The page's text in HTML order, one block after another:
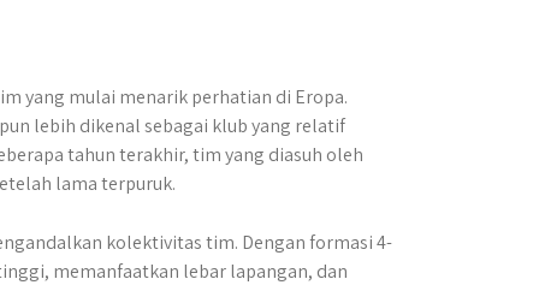
yang mulai menarik perhatian di Eropa.
lebih dikenal sebagai klub yang relatif
tahun terakhir, tim yang diasuh oleh
lama terpuruk.
kolektivitas tim. Dengan formasi 4-
memanfaatkan lebar lapangan, dan